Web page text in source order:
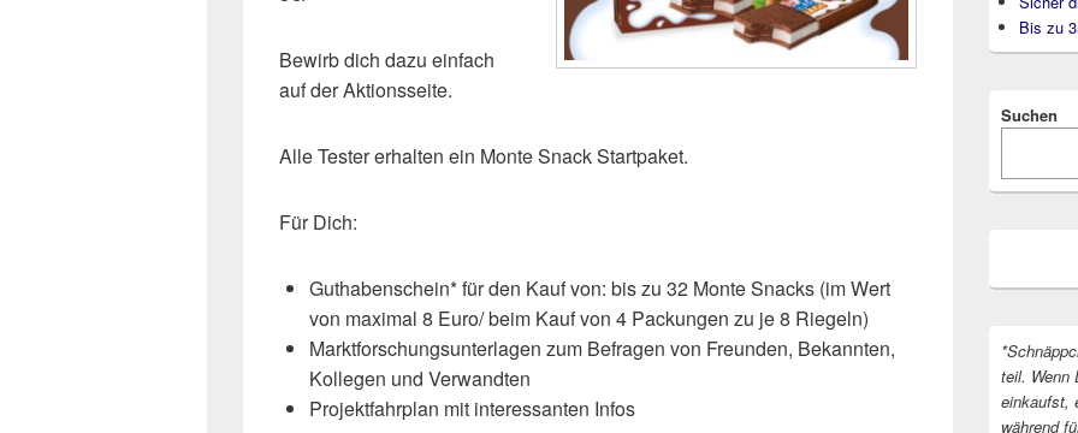
Bewirb dich dazu einfach
auf der Aktionsseite.
Alle Tester erhalten ein Monte Snack Startpaket.
Für Dich:
Guthabenschein* für den Kauf von: bis zu 32 Monte Snacks (im Wert
von maximal 8 Euro/ beim Kauf von 4 Packungen zu je 8 Riegeln)
Marktforschungsunterlagen zum Befragen von Freunden, Bekannten,
Kollegen und Verwandten
Projektfahrplan mit interessanten Infos
Bis zu
Suchen
teil. Wenn
einkaufst,
während